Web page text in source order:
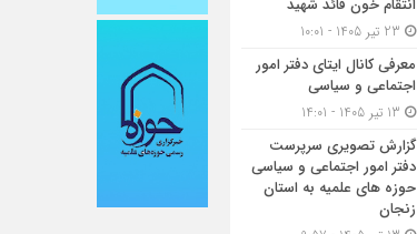
انتقام خون قائد شهید
معرفی کانال ایتای دفتر امور
اجتماعی و سیاسی
گزارش تصویری سرپرست
دفتر امور اجتماعی و سیاسی
حوزه های علمیه به استان
زنجان